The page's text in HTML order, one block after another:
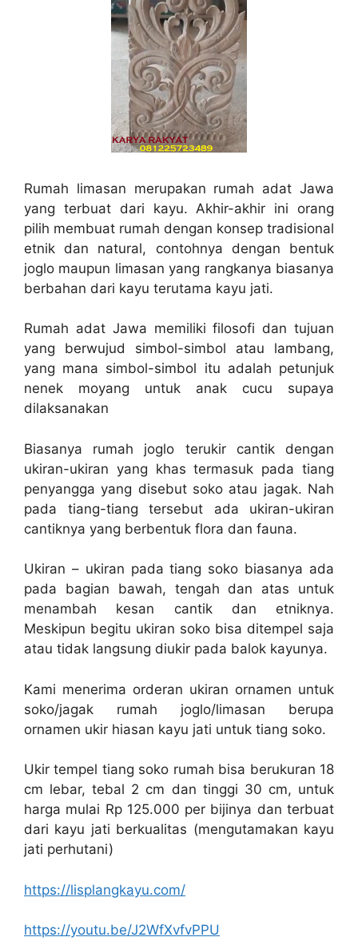
Rumah limasan merupakan rumah adat Jawa
yang terbuat dari kayu. Akhir-akhir ini orang
pilih membuat rumah dengan konsep tradisional
etnik dan natural, contohnya dengan bentuk
joglo maupun limasan yang rangkanya biasanya
berbahan dari kayu terutama kayu jati.
Rumah adat Jawa memiliki filosofi dan tujuan
yang berwujud simbol-simbol atau lambang,
yang mana simbol-simbol itu adalah petunjuk
nenek moyang untuk anak cucu supaya
dilaksanakan
Biasanya rumah joglo terukir cantik dengan
ukiran-ukiran yang khas termasuk pada tiang
penyangga yang disebut soko atau jagak. Nah
pada tiang-tiang tersebut ada ukiran-ukiran
cantiknya yang berbentuk flora dan fauna.
Ukiran – ukiran pada tiang soko biasanya ada
pada bagian bawah, tengah dan atas untuk
menambah kesan cantik dan etniknya.
Meskipun begitu ukiran soko bisa ditempel saja
atau tidak langsung diukir pada balok kayunya.
Kami menerima orderan ukiran ornamen untuk
soko/jagak rumah joglo/limasan berupa
ornamen ukir hiasan kayu jati untuk tiang soko.
Ukir tempel tiang soko rumah bisa berukuran 18
cm lebar, tebal 2 cm dan tinggi 30 cm, untuk
harga mulai Rp 125.000 per bijinya dan terbuat
dari kayu jati berkualitas (mengutamakan kayu
jati perhutani)
https://lisplangkayu.com/
https://youtu.be/J2WfXvfvPPU